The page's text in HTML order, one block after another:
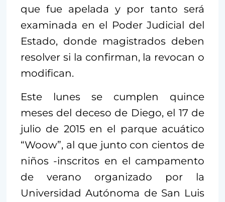
que fue apelada y por tanto será
examinada en el Poder Judicial del
Estado, donde magistrados deben
resolver si la confirman, la revocan o
modifican.
Este lunes se cumplen quince
meses del deceso de Diego, el 17 de
julio de 2015 en el parque acuático
“Woow”, al que junto con cientos de
niños -inscritos en el campamento
de verano organizado por la
Universidad Autónoma de San Luis